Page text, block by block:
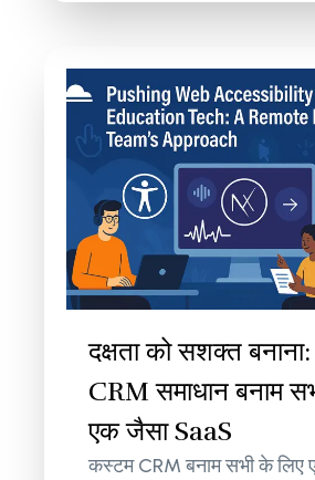
दक्षता को सशक्त
CRM समाधान बनाम
एक जैसा SaaS
कस्टम CRM बनाम सभी के लिए